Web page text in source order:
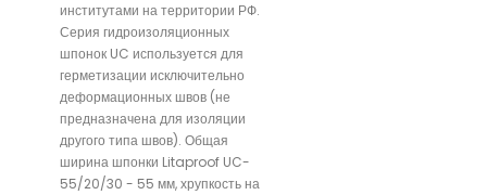
институтами на территории РФ.
Серия гидроизоляционных
шпонок UC используется для
герметизации исключительно
деформационных швов (не
предназначена для изоляции
другого типа швов). Общая
ширина шпонки Litaproof UC-
55/20/30 - 55 мм, хрупкость на